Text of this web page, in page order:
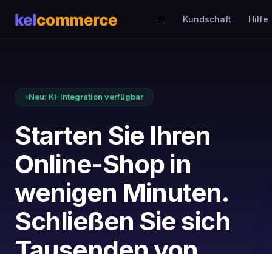
Kundschaft Hilfe
Neu: KI-Integration verfügbar
Starten Sie Ihren
Online-Shop in
wenigen Minuten.
Schließen Sie sich